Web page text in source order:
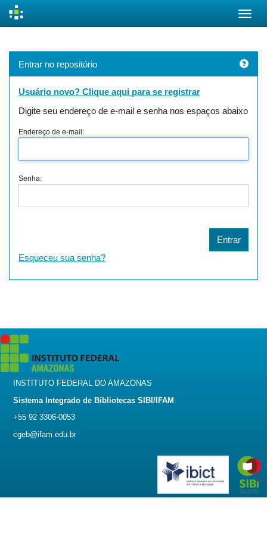
Entrar no repositório
Usuário novo? Clique aqui para se registrar
Digite seu endereço de e-mail e senha nos espaços abaixo
Endereço de e-mail:
Senha:
Esqueceu sua senha?
INSTITUTO FEDERAL DO AMAZONAS
Sistema Integrado de Bibliotecas SIBI/IFAM
+55 92 3306-0053
cgeb@ifam.edu.br